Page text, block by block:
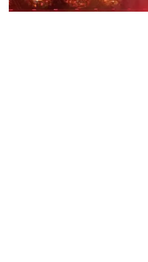
de klant op landt: De prijzen